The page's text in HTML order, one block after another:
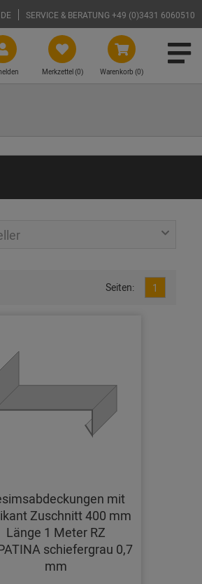
SERVICE & BERATUNG +49 (0)3431 6060510
Warenkorb (0)
Merkzettel (0)
Seiten: 1
mit
Zuschnitt 400 mm
Länge 1 Meter RZ
schiefergrau 0,7
mm